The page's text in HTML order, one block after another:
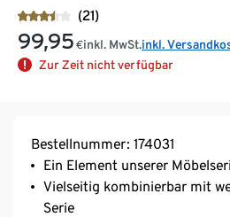
(21)
99,95 €inkl. MwSt.inkl.
Zur Zeit nicht verfügbar
Bestellnummer: 174031
Ein Element unserer
Vielseitig kombinierbar mit
Serie